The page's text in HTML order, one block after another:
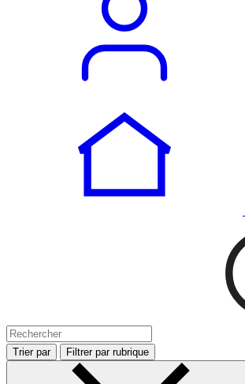
Trier par Filtrer par rubrique